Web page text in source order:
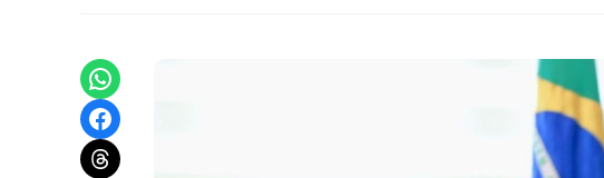
Share on WhatsApp
Share on Facebook
Share on Threads